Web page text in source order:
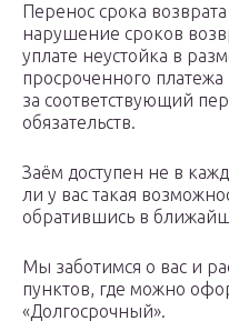
Перенос срока
нарушение сроков
уплате неустойка в
просроченного платежа
за соответствующий
обязательств.
Заём доступен не в
ли у вас такая
обратившись в
Мы заботимся о вас и
пунктов, где можно
«Долгосрочный».